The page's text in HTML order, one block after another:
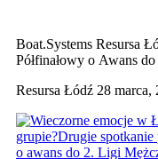
Boat.Systems Resursa
Półfinałowy o Awans
Resursa Łódź 28 marca,